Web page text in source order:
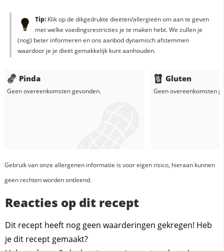
Tip:Klik op de dikgedrukte dieëten/allergieën om aan te geven
met welke voedingsrestricties je te maken hebt. We zullen je
(nog) beter informeren en ons aanbod dynamisch afstemmen
waardoor je je dieët gemakkelijk kunt aanhouden.
Pinda
Geen overeenkomsten gevonden.
Gluten
Geen overeenkomsten
Gebruik van onze allergenen informatie is voor eigen risico, hieraan kunnen
geen rechten worden ontleend.
Reacties op dit recept
Dit recept heeft nog geen waarderingen gekregen! Heb
je dit recept gemaakt?